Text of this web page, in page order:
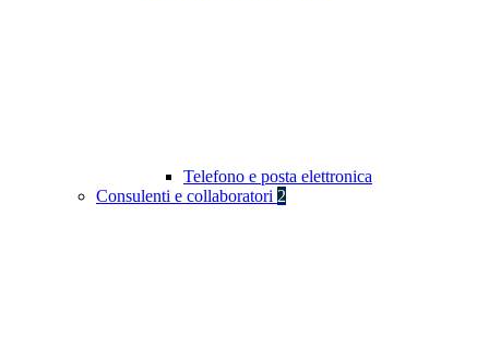
Telefono e posta elettronica
Consulenti e collaboratori 2